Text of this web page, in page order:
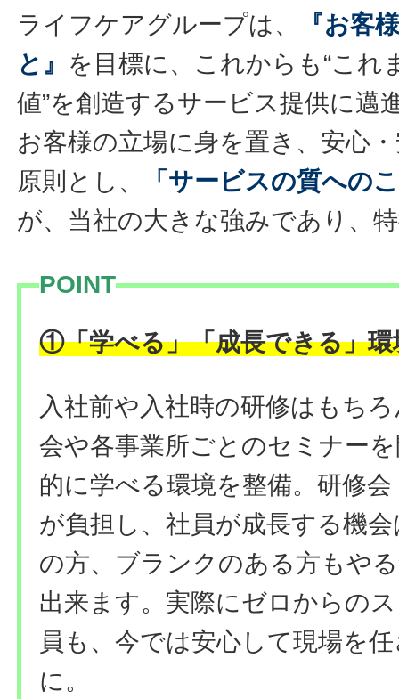
ライフケアグループは、
『お客
と』 を目標に、これからも“これ
値”を創造するサービス提供に邁
お客様の立場に身を置き、安心
原則とし、
「サービスの質への
が、当社の大きな強みであり、
POINT
①「学べる」「成長できる」環
入社前や入社時の研修はもち
会や各事業所ごとのセミナー
的に学べる環境を整備。研修
が負担し、社員が成長する機
の方、ブランクのある方もや
出来ます。実際にゼロからの
員も、今では安心して現場を
に。